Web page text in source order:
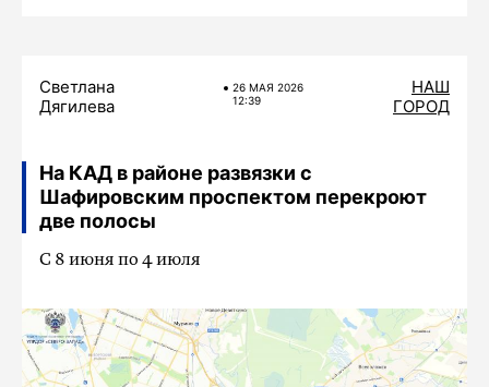
Светлана
Дягилева
26 МАЯ 2026
12:39
НАШ
ГОРОД
На КАД в районе развязки с
Шафировским проспектом перекроют
две полосы
С 8 июня по 4 июля